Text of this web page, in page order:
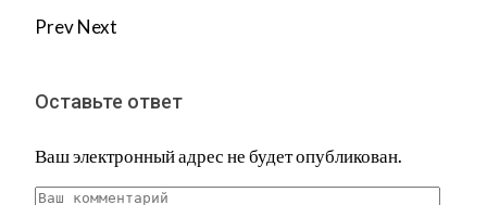
PrevNext
Оставьте ответ
Ваш электронный адрес не будет опубликован.